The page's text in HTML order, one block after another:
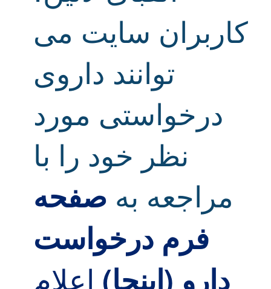
کاربران سایت می
توانند داروی
درخواستی مورد
نظر خود را با
مراجعه به صفحه
فرم درخواست
دارو (اینجا) اعلام